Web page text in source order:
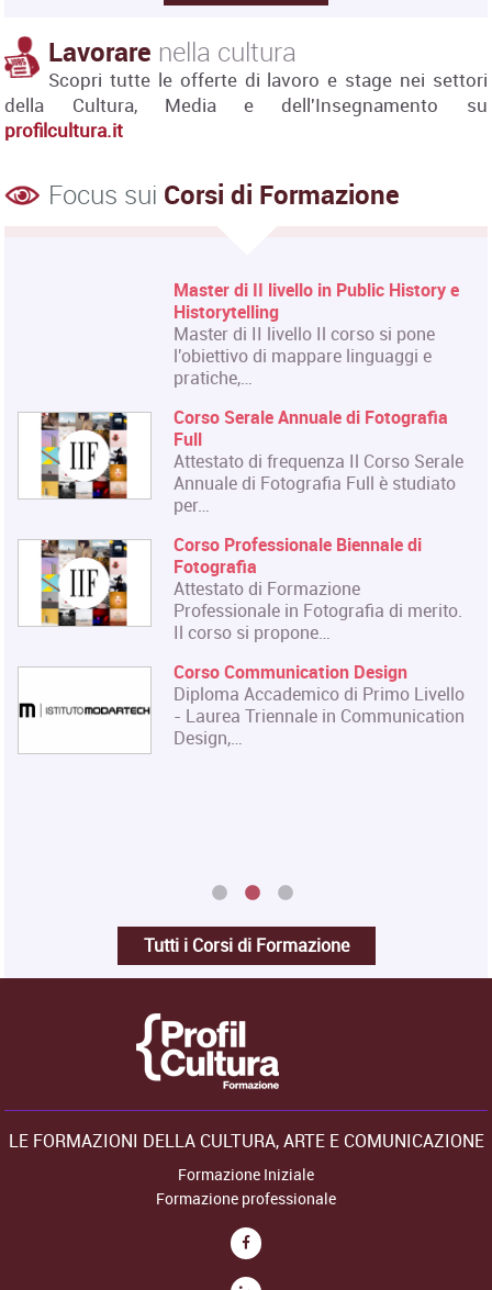
Lavorare nella cultura
Scopri tutte le offerte di lavoro e stage nei settori
della Cultura, Media e dell'Insegnamento su
profilcultura.it
Focus sui Corsi di Formazione
Corso Fashion Design
Diploma Accademico di Primo Livello
- Laurea Triennale in Fashion Design,
titolo…
Materiale Cartaceo
La Qualifica formata dal corso è
quella di Tecnico del Restauro di Beni
Culturali…
Eventi dell'Arte e dello Spettacolo
Il Master rilascia un Diploma in
Organizzazione degli Eventi dell'Arte
e dello…
Master in Gestione e Innovazione
delle Attività Museali
Il Master in Gestione e Innovazione
delle Attività Museali rilascia un
Diploma in…
Tutti i Corsi di Formazione
LE FORMAZIONI DELLA CULTURA, ARTE E COMUNICAZIONE
Formazione Iniziale
Formazione professionale